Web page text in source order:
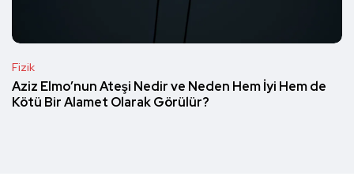
Fizik
Aziz Elmo’nun Ateşi Nedir ve Neden Hem İyi Hem de
Kötü Bir Alamet Olarak Görülür?